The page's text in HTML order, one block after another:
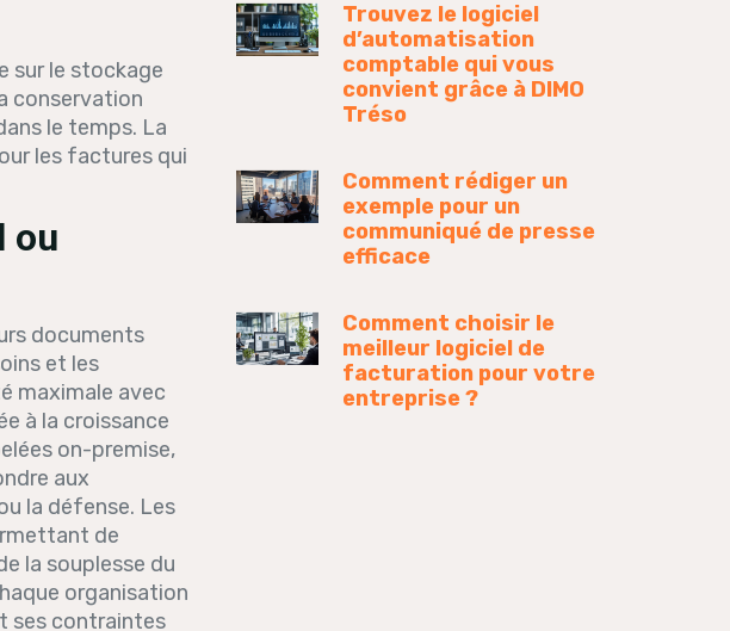
sur le stockage
conservation
le temps. La
les factures qui
ou
documents
et les
maximale avec
à la croissance
on-premise,
aux
la défense. Les
de
la souplesse du
organisation
ses contraintes
Trouvez le logiciel
d’automatisation
comptable qui vous
convient grâce à DIMO
Tréso
Comment rédiger un
exemple pour un
communiqué de presse
efficace
Comment choisir le
meilleur logiciel de
facturation pour votre
entreprise ?